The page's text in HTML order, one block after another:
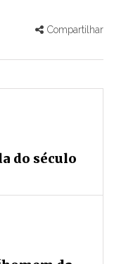
Compartilhar
do século